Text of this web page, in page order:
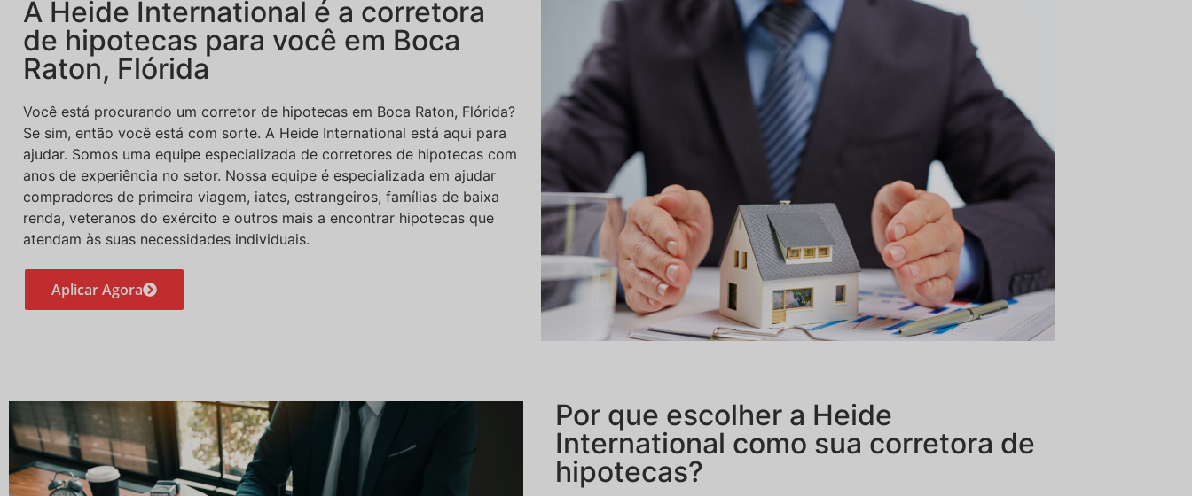
A Heide International é a corretora
de hipotecas para você em Boca
Raton, Flórida
Você está procurando um corretor de hipotecas em Boca Raton, Flórida?
Se sim, então você está com sorte. A Heide International está aqui para
ajudar. Somos uma equipe especializada de corretores de hipotecas com
anos de experiência no setor. Nossa equipe é especializada em ajudar
compradores de primeira viagem, iates, estrangeiros, famílias de baixa
renda, veteranos do exército e outros mais a encontrar hipotecas que
atendam às suas necessidades individuais.
Aplicar Agora
Por que escolher a Heide
International como sua corretora de
hipotecas?